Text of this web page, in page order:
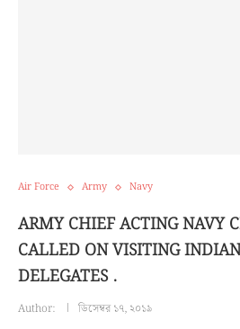
Air Force Army Navy
ARMY CHIEF ACTING NAVY
CALLED ON VISITING
DELEGATES .
Author: ডিসেম্বর ১৭, ২০১৯